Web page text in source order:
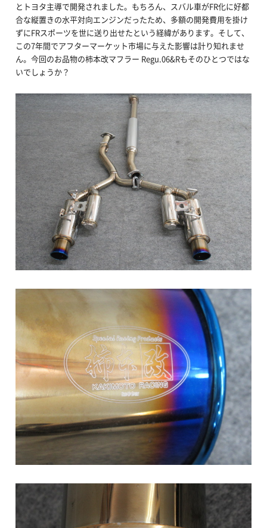
とトヨタ主導で開発されました。もちろん、スバル車がFR化に好都
合な縦置きの水平対向エンジンだったため、多額の開発費用を掛け
ずにFRスポーツを世に送り出せたという経緯があります。そして、
この7年間でアフターマーケット市場に与えた影響は計り知れませ
ん。今回のお品物の柿本改マフラー Regu.06&Rもそのひとつではな
いでしょうか？